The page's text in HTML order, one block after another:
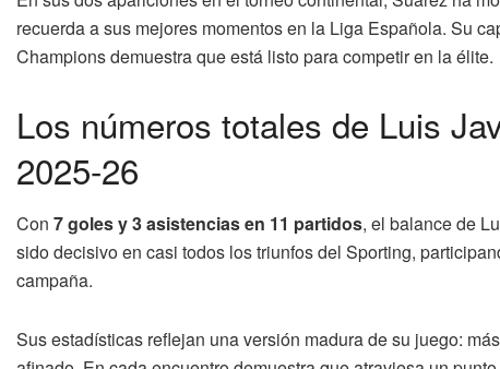
recuerda a sus mejores momentos en la Liga Española. Su
Champions demuestra que está listo para competir en la élite.
Los números totales de Luis
2025-26
Con 7 goles y 3 asistencias en 11 partidos, el balance de
sido decisivo en casi todos los triunfos del Sporting,
campaña.
Sus estadísticas reflejan una versión madura de su juego: